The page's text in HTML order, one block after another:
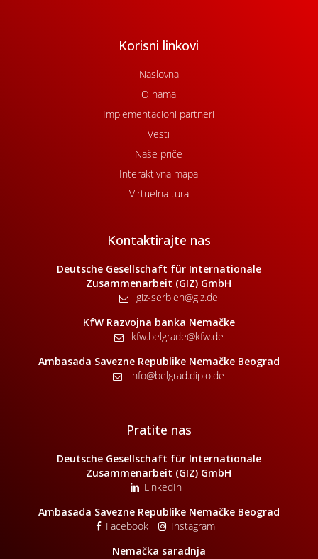
Korisni linkovi
Naslovna
O nama
Implementacioni partneri
Vesti
Naše priče
Interaktivna mapa
Virtuelna tura
Kontaktirajte nas
Deutsche Gesellschaft für Internationale
Zusammenarbeit (GIZ) GmbH
giz-serbien@giz.de
KfW Razvojna banka Nemačke
kfw.belgrade@kfw.de
Ambasada Savezne Republike Nemačke Beograd
info@belgrad.diplo.de
Pratite nas
Deutsche Gesellschaft für Internationale
Zusammenarbeit (GIZ) GmbH
LinkedIn
Ambasada Savezne Republike Nemačke Beograd
Facebook
Instagram
Nemačka saradnja